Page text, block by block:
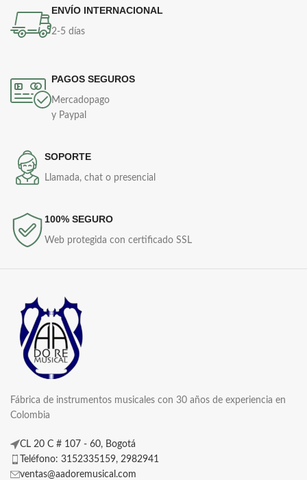
ENVÍO INTERNACIONAL
2-5 días
PAGOS SEGUROS
Mercadopago
y Paypal
SOPORTE
Llamada, chat o presencial
100% SEGURO
Web protegida con certificado SSL
Fábrica de instrumentos musicales con 30 años de experiencia en
Colombia
CL 20 C # 107 - 60, Bogotá
Teléfono: 3152335159, 2982941
ventas@aadoremusical.com